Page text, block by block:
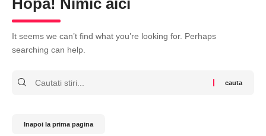
Hopa! Nimic aici
It seems we can’t find what you’re looking for. Perhaps
searching can help.
Inapoi la prima pagina